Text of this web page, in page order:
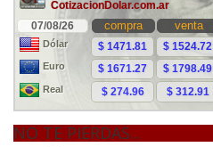
NO TE PIERDAS...